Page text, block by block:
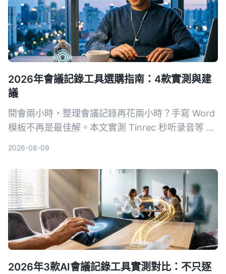
2026年會議記錄工具選購指南：4款實測與建
議
開會兩小時，整理會議記錄再花兩小時？手寫 Word
模板不再是最佳解。本文實測 Tinrec 秒听录音等 4
項，把時間留給更重要的事。
2026-08-09
2026年3款AI會議記錄工具實測對比：不只逐